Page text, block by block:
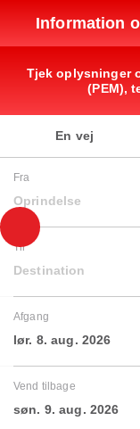
Information
Tjek oplysninger
(PEM),
En vej
Fra
Oprindelse
Til
Destination
Afgang
lør. 8. aug. 2026
Vend tilbage
søn. 9. aug. 2026